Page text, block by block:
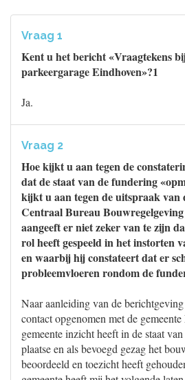
Vraag 1
Kent u het bericht «Vraagtekens
parkeergarage Eindhoven»?1
Ja.
Vraag 2
Hoe kijkt u aan tegen de
dat de staat van de fundering
kijkt u aan tegen de uitspraak van
Centraal Bureau
aangeeft er niet zeker van te zijn
rol heeft gespeeld in het instorten
en waarbij hij constateert dat er
probleemvloeren rondom de
Naar aanleiding van de
contact opgenomen met de
gemeente inzicht heeft in de staat
plaatse en als bevoegd gezag het
beoordeeld en toezicht heeft